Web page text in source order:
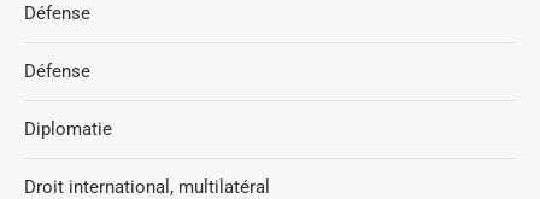
Défense
Défense
Diplomatie
Droit international, multilatéral